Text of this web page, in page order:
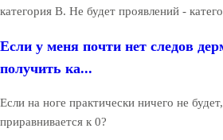
категория В. Не будет проявлений -
Если у меня почти нет следов
получить ка...
Если на ноге практически ничего не
приравнивается к 0?